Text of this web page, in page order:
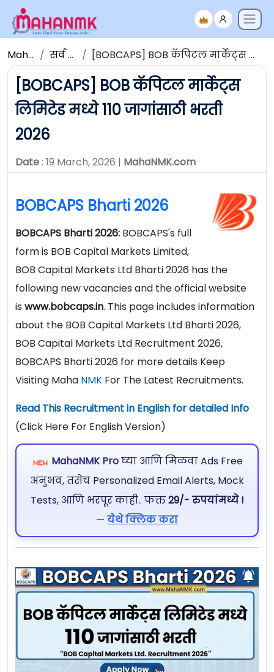
Maha NMK सर्व जाहिराती [BOBCAPS] BOB कॅपिटल मार्केट्स लिमिटेड मध्ये 110 जागांसाठी भरती 2026
[BOBCAPS] BOB कॅपिटल मार्केट्स
लिमिटेड मध्ये 110 जागांसाठी भरती
2026
Date: 19 March, 2026 | MahaNMK.com
BOBCAPS Bharti 2026
BOBCAPS Bharti 2026: BOBCAPS's full
form is BOB Capital Markets Limited,
BOB Capital Markets Ltd Bharti 2026 has the
following new vacancies and the official website
is www.bobcaps.in. This page includes information
about the BOB Capital Markets Ltd Bharti 2026,
BOB Capital Markets Ltd Recruitment 2026,
BOBCAPS Bharti 2026 for more details Keep
Visiting Maha NMK For The Latest Recruitments.
Read This Recruitment in English for detailed Info
(Click Here For English Version)
MahaNMK Proघ्या आणि मिळवा Ads Free
अनुभव, तसेच Personalized Email Alerts, Mock
Tests, आणि भरपूर काही.. फक्त29/- रुपयांमध्ये !
— येथे क्लिक करा